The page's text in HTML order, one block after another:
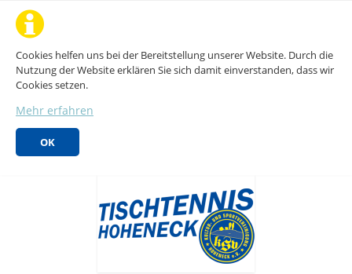
Cookies helfen uns bei der Bereitstellung unserer Website. Durch die
Nutzung der Website erklären Sie sich damit einverstanden, dass wir
Cookies setzen.
Mehr erfahren
OK